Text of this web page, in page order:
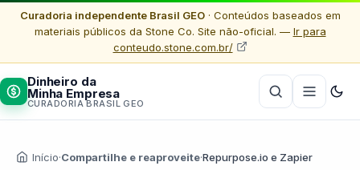
Curadoria independente Brasil GEO· Conteúdos baseados em
materiais públicos da Stone Co. Site não-oficial. — Ir para
conteudo.stone.com.br/
Dinheiro da
Minha Empresa
CURADORIA BRASIL GEO
Início·Compartilhe e reaproveite·Repurpose.io e Zapier